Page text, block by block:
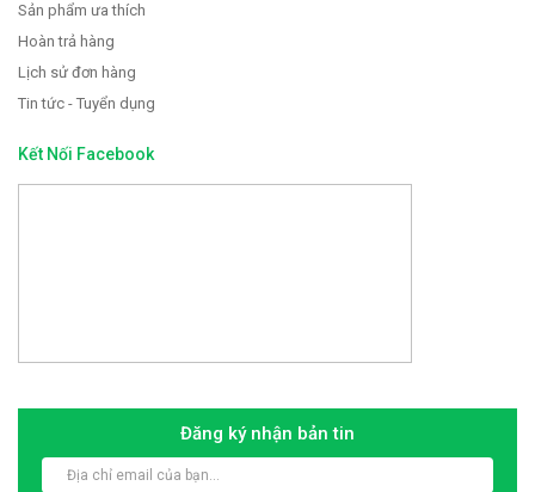
Sản phẩm ưa thích
Hoàn trả hàng
Lịch sử đơn hàng
Tin tức - Tuyển dụng
Kết Nối Facebook
Đăng ký nhận bản tin